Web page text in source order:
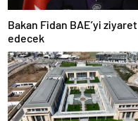
Bakan Fidan BAE’yi ziyaret
edecek